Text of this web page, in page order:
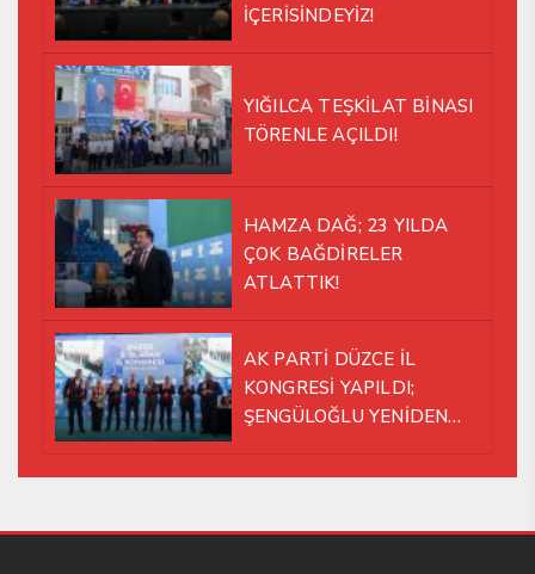
İÇERİSİNDEYİZ!
YIĞILCA TEŞKİLAT BİNASI
TÖRENLE AÇILDI!
HAMZA DAĞ; 23 YILDA
ÇOK BAĞDİRELER
ATLATTIK!
AK PARTİ DÜZCE İL
KONGRESİ YAPILDI;
ŞENGÜLOĞLU YENİDEN